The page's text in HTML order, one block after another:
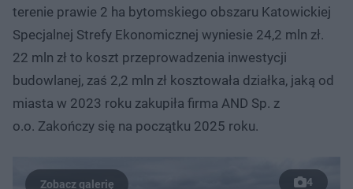
terenie prawie 2 ha bytomskiego obszaru Katowickiej
Specjalnej Strefy Ekonomicznej wyniesie 24,2 mln zł.
22 mln zł to koszt przeprowadzenia inwestycji
budowlanej, zaś 2,2 mln zł kosztowała działka, jaką od
miasta w 2023 roku zakupiła firma AND Sp. z
o.o. Zakończy się na początku 2025 roku.
4